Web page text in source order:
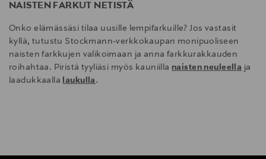
NAISTEN FARKUT NETISTÄ
Onko elämässäsi tilaa uusille lempifarkuille? Jos vastasit
kyllä, tutustu Stockmann-verkkokaupan monipuoliseen
naisten farkkujen valikoimaan ja anna farkkurakkauden
roihahtaa. Piristä tyyliäsi myös kauniilla naisten neuleella ja
laadukkaalla laukulla.